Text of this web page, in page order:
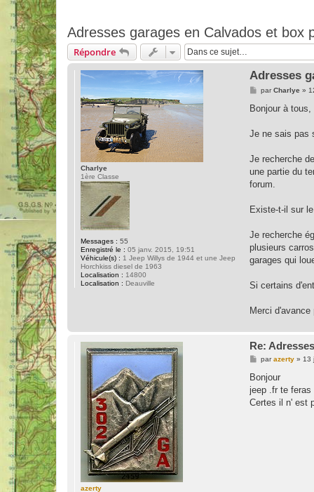
Adresses garages en Calvados et box
Répondre
Charlye
1ère Classe
Messages : 55
Enregistré le : 05 janv. 2015, 19:51
Véhicule(s) : 1 Jeep Willys de 1944 et une Jeep
Horchkiss diesel de 1963
Localisation : 14800
Localisation : Deauville
Adresses
M
s
g
parCharlye »
Bonjour à tous,
Je ne sais pas
Je recherche
une partie du
forum.
Existe-t-il sur
Je recherche
plusieurs
garages qui
Si certains
Merci d'avance
azerty
Re:
M
s
a
g
parazerty» 13
Bonjour
jeep .fr te feras
Certes il n' est